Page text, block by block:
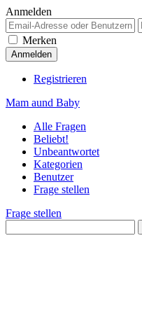
Anmelden
Merken
Registrieren
Mam aund Baby
Alle Fragen
Beliebt!
Unbeantwortet
Kategorien
Benutzer
Frage stellen
Frage stellen